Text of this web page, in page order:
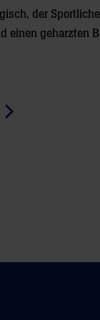
der
einen geharzten
leicht,